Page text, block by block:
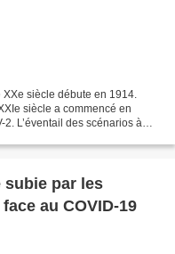
siècle débute en 1914.
siècle a commencé en
L’éventail des scénarios à
subie par les
au COVID-19